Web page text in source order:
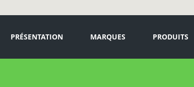
PRÉSENTATION MARQUES PRODUITS